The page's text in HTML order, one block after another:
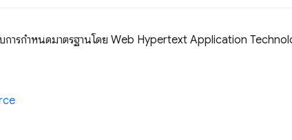
การกำหนดมาตรฐานโดย Web Hypertext Application